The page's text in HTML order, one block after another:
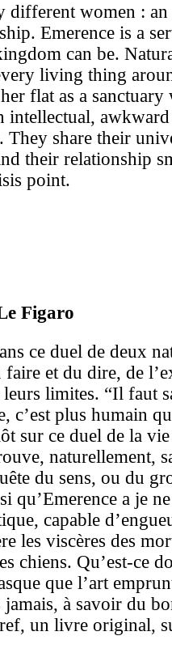
different women :
Emerence is a
can be.
living thing
flat as a
intellectual,
They share their
their relationship
point.
Figaro
ce duel de deux
et du dire, de
leurs limites. “Il faut
c’est plus humain
sur ce duel de la
naturellement,
du sens, ou du
qu’Emerence a je
capable
les viscères des
chiens. Qu’est-ce
que l’art
jamais, à savoir du
un livre original,